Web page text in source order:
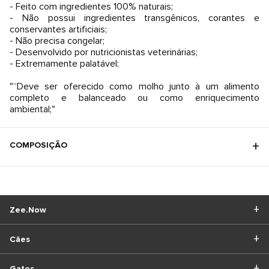
- Feito com ingredientes 100% naturais;
- Não possui ingredientes transgênicos, corantes e
conservantes artificiais;
- Não precisa congelar;
- Desenvolvido por nutricionistas veterinárias;
- Extremamente palatável;
"“Deve ser oferecido como molho junto à um alimento
completo e balanceado ou como enriquecimento
ambiental;"
COMPOSIÇÃO
Cães
Zee.Now